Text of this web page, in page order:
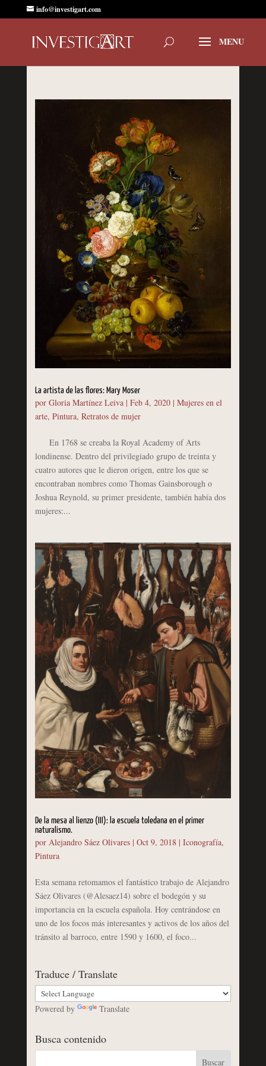
info@investigart.com
La artista de las flores: Mary Moser
por Gloria Martínez Leiva| Feb 4, 2020| Mujeres en el
arte, Pintura, Retratos de mujer
En 1768 se creaba la Royal Academy of Arts
londinense. Dentro del privilegiado grupo de treinta y
cuatro autores que le dieron origen, entre los que se
encontraban nombres como Thomas Gainsborough o
Joshua Reynold, su primer presidente, también había dos
mujeres:...
De la mesa al lienzo (III): la escuela toledana en el primer
naturalismo.
por Alejandro Sáez Olivares| Oct 9, 2018| Iconografía,
Pintura
Esta semana retomamos el fantástico trabajo de Alejandro
Sáez Olivares (@Alesaez14) sobre el bodegón y su
importancia en la escuela española. Hoy centrándose en
uno de los focos más interesantes y activos de los años del
tránsito al barroco, entre 1590 y 1600, el foco...
Traduce / Translate
Powered by Translate
Busca contenido